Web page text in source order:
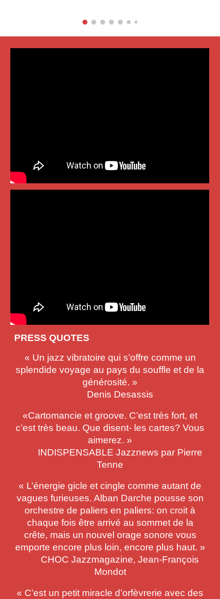
PRESS QUOTES
« Un jazz vibratoire qui s’offre comme un
splendide voyage au pays du souffle et de la
générosité. »
Denis Desassis
«Cartomancie et groove. C’est très fort, et
c’est très beau. Que disent- les cartes? Vous
aimerez. »
INDISPENSABLE Jazznews par Pierre
Tenne
« L’énergie gicle et cingle comme autant de
vagues furieuses. Alban Darche pousse son
orchestre de paliers en paliers: on croit à
chaque fois être arrivé au sommet de la
crête, mais un nouvel orage sonore vous
emporte encore plus loin, encore plus haut. »
CHOC Jazzmagazine, Jean-François
Mondot
« C’est un petit miracle d’orfèvrerie avec des